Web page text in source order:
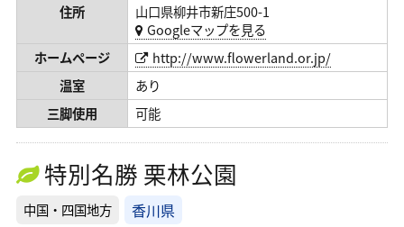
住所
山口県柳井市新庄500-1
Googleマップを見る
ホームページ
http://www.flowerland.or.jp/
温室
あり
三脚使用
可能
特別名勝 栗林公園
中国・四国地方
香川県